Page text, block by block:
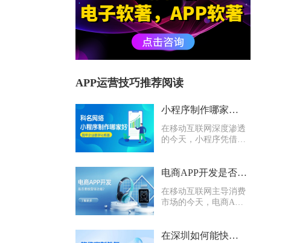
APP运营技巧推荐阅读
小程序制作哪家好？科名网络用专业筑牢企业数字化根基
在移动互联网深度渗透
的今天，小程序凭借轻
打通线上渠道、沉淀私
论是初创商户还是成熟
企业，都纷纷布局小程
电商APP开发是否要多做营销功能
在移动互联网主导消费
市场的今天，电商APP
体。不少企业在开发电
在深圳如何能快速找到一家优质的软件定制外包公司